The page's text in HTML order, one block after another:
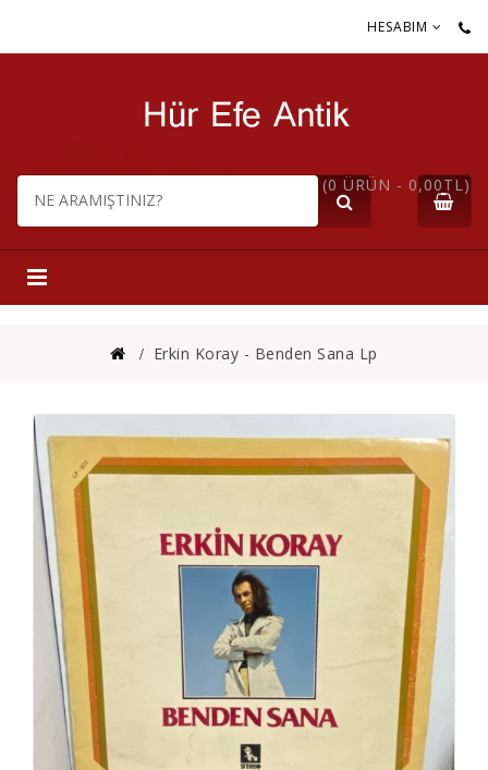
HESABIM
(0 ÜRÜN - 0,00TL)
Erkin Koray - Benden Sana Lp